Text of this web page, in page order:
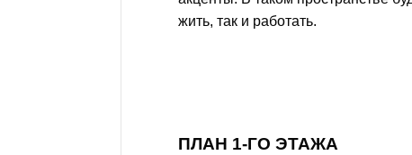
жить, так и работать.
ПЛАН 1-ГО ЭТАЖА